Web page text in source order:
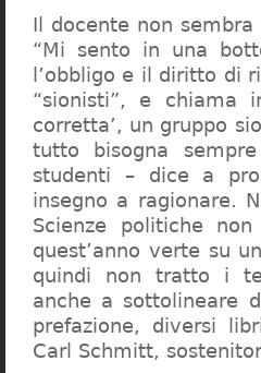
Il docente non
“Mi sento in una
l’obbligo e il diritto di
“sionisti”, e chiama
corretta’, un gruppo
tutto bisogna
studenti – dice a
insegno a ragionare.
Scienze politiche
quest’anno verte su
quindi non tratto i
anche a sottolineare
prefazione, diversi
Carl Schmitt,